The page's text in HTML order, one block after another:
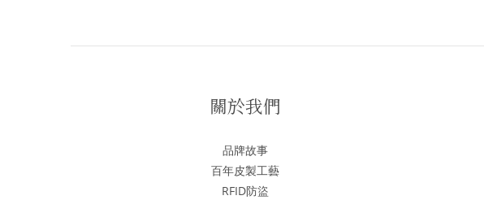
關於我們
品牌故事
百年皮製工藝
RFID防盜